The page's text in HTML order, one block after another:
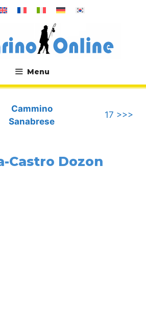
Menu
Cammino
Sanabrese
17 >>>
Castro Dozon